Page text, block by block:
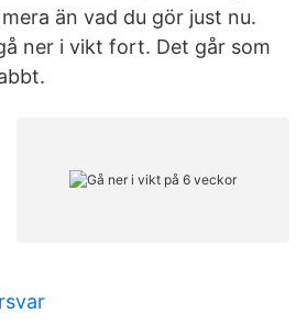
än vad du gör just nu.
ner i vikt fort. Det går som